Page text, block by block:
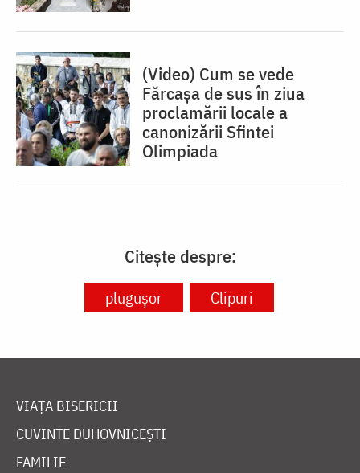
(Video) Cum se vede
Fărcașa de sus în ziua
proclamării locale a
canonizării Sfintei
Olimpiada
Citește despre:
plugușor Clipuri
VIAȚA BISERICII
CUVINTE DUHOVNICEȘTI
FAMILIE